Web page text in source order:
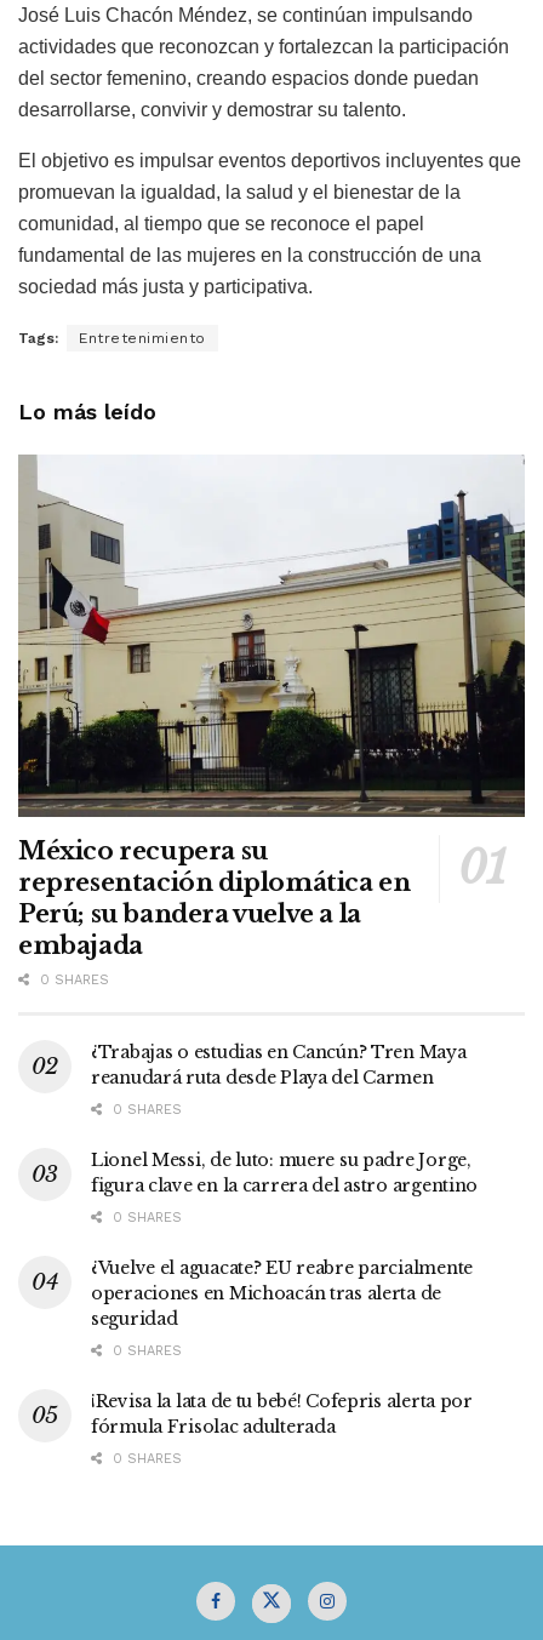
José Luis Chacón Méndez, se continúan impulsando
actividades que reconozcan y fortalezcan la participación
del sector femenino, creando espacios donde puedan
desarrollarse, convivir y demostrar su talento.
El objetivo es impulsar eventos deportivos incluyentes que
promuevan la igualdad, la salud y el bienestar de la
comunidad, al tiempo que se reconoce el papel
fundamental de las mujeres en la construcción de una
sociedad más justa y participativa.
Tags: Entretenimiento
Lo más leído
México recupera su
representación diplomática en
Perú; su bandera vuelve a la
embajada
0 SHARES
¿Trabajas o estudias en Cancún? Tren Maya
reanudará ruta desde Playa del Carmen
0 SHARES
Lionel Messi, de luto: muere su padre Jorge,
figura clave en la carrera del astro argentino
0 SHARES
¿Vuelve el aguacate? EU reabre parcialmente
operaciones en Michoacán tras alerta de
seguridad
0 SHARES
¡Revisa la lata de tu bebé! Cofepris alerta por
fórmula Frisolac adulterada
0 SHARES